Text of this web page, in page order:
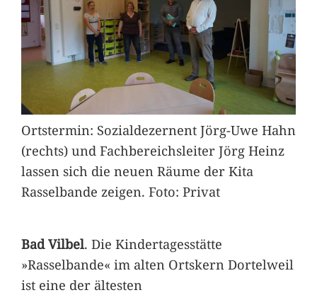
Ortstermin: Sozialdezernent Jörg-Uwe Hahn
(rechts) und Fachbereichsleiter Jörg Heinz
lassen sich die neuen Räume der Kita
Rasselbande zeigen. Foto: Privat
Bad Vilbel. Die Kindertagesstätte
»Rasselbande« im alten Ortskern Dortelweil
ist eine der ältesten